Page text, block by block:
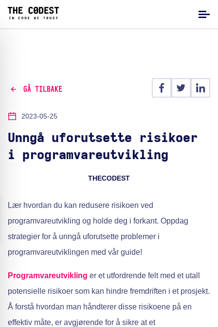
GÅ TILBAKE
2023-05-25
Unngå uforutsette risikoer
i programvareutvikling
THECODEST
Lær hvordan du kan redusere risikoen ved
programvareutvikling og holde deg i forkant. Oppdag
strategier for å unngå uforutsette problemer i
programvareutviklingen med vår guide!
Programvareutvikling er et utfordrende felt med et utall
potensielle risikoer som kan hindre fremdriften i et prosjekt.
Å forstå hvordan man håndterer disse risikoene på en
effektiv måte, er avgjørende for å sikre at et